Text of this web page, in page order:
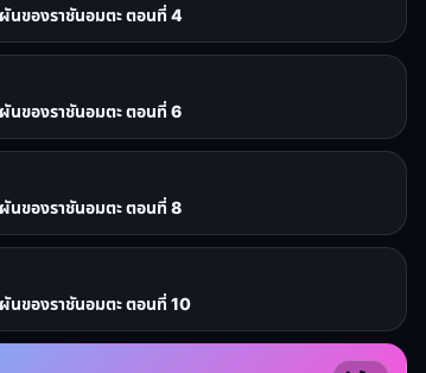
ของราชันอมตะ ตอนที่ 4
ของราชันอมตะ ตอนที่ 6
ของราชันอมตะ ตอนที่ 8
ของราชันอมตะ ตอนที่ 10